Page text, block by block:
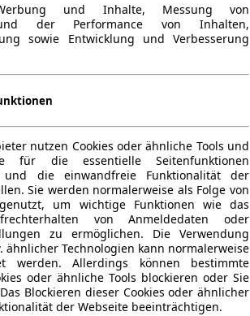
und Inhalte, Messung von
der Performance von Inhalten,
sowie Entwicklung und Verbesserung
nutzen Cookies oder ähnliche Tools und
für die essentielle Seitenfunktionen
die einwandfreie Funktionalität der
Sie werden normalerweise als Folge von
um wichtige Funktionen wie das
von Anmeldedaten oder
zu ermöglichen. Die Verwendung
ähnlicher Technologien kann normalerweise
werden. Allerdings können bestimmte
oder ähnliche Tools blockieren oder Sie
Blockieren dieser Cookies oder ähnlicher
der Webseite beeinträchtigen.